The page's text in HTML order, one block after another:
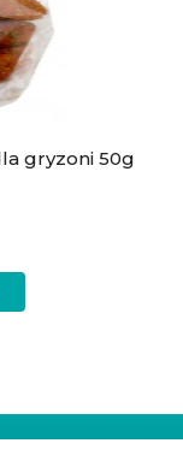
gryzoni 50g